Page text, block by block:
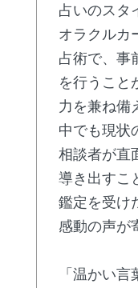
占いのスタ
オラクルカ
占術で、事
を行うこと
力を兼ね備
中でも現状
相談者が直
導き出すこ
鑑定を受け
感動の声が
「温かい言